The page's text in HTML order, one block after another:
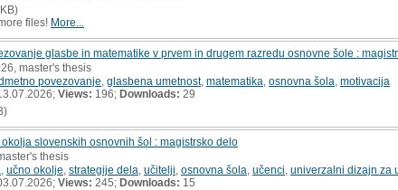
files! More...
glasbe in matematike v prvem in drugem razredu osnovne šole :
master's thesis
povezovanje glasbena umetnost, matematika osnovna šola motivacija
Views: 196; Downloads: 29
slovenskih osnovnih šol : magistrsko delo
thesis
učno okolje strategije dela učitelji osnovna šola učenci univerzalni dizajn za
Views: 245; Downloads: 15